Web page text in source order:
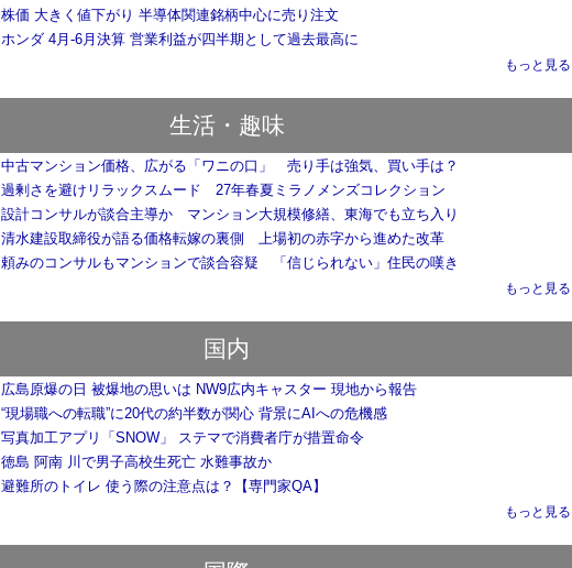
株価 大きく値下がり 半導体関連銘柄中心に売り注文
ホンダ 4月-6月決算 営業利益が四半期として過去最高に
もっと見
生活・趣味
中古マンション価格、広がる「ワニの口」 売り手は強気、買い手は？
過剰さを避けリラックスムード 27年春夏ミラノメンズコレクション
設計コンサルが談合主導か マンション大規模修繕、東海でも立ち入り
清水建設取締役が語る価格転嫁の裏側 上場初の赤字から進めた改革
頼みのコンサルもマンションで談合容疑 「信じられない」住民の嘆き
もっと見
国内
広島原爆の日 被爆地の思いは NW9広内キャスター 現地から報告
“現場職への転職”に20代の約半数が関心 背景にAIへの危機感
写真加工アプリ「SNOW」 ステマで消費者庁が措置命令
徳島 阿南 川で男子高校生死亡 水難事故か
避難所のトイレ 使う際の注意点は？【専門家QA】
もっと見